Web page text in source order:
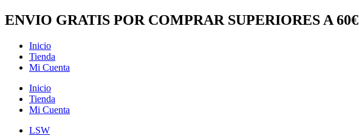
Ir
al
ENVIO GRATIS POR COMPRAR SUPERIORES A 60€
Inicio
Tienda
Mi Cuenta
Inicio
Tienda
Mi Cuenta
LSW